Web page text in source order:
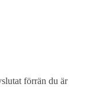
förrän du är